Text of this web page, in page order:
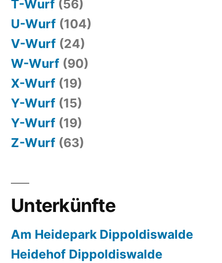
T-Wurf (56)
U-Wurf (104)
V-Wurf (24)
W-Wurf (90)
X-Wurf (19)
Y-Wurf (15)
Y-Wurf (19)
Z-Wurf (63)
Unterkünfte
Am Heidepark Dippoldiswalde
Heidehof Dippoldiswalde